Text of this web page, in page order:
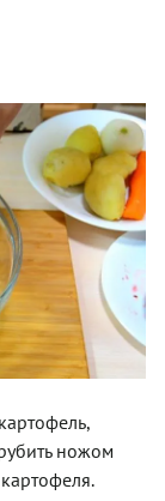
ножом